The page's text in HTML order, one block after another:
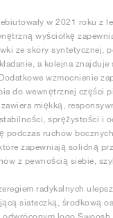
w 2021 roku z
wyściółkę
ze skóry syntetycznej,
a kolejna
wzmocnienie
do wewnętrznej części
miękką,
sprężystości i
ruchów
zapewniają solidną
z pewnością siebie,
radykalnych
siateczką, środkową